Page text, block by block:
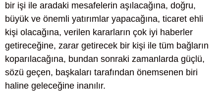
bir işi ile aradaki mesafelerin aşılacağına, doğru,
büyük ve önemli yatırımlar yapacağına, ticaret ehli
kişi olacağına, verilen kararların çok iyi haberler
getireceğine, zarar getirecek bir kişi ile tüm bağların
koparılacağına, bundan sonraki zamanlarda güçlü,
sözü geçen, başkaları tarafından önemsenen biri
haline geleceğine inanılır.